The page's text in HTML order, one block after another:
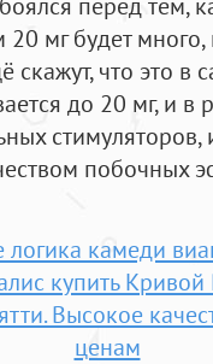
мг будет много,
скажут, что это в
до 20 мг, и в
побочных
логика камеди
купить Кривой
Высокое
ценам